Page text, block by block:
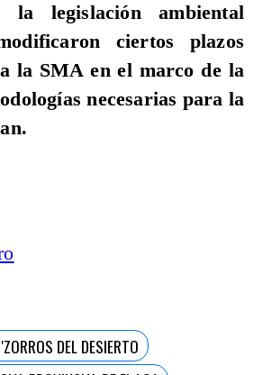
la legislación ambiental
ciertos plazos
la SMA en el marco de la
necesarias para la
DEL DESIERTO